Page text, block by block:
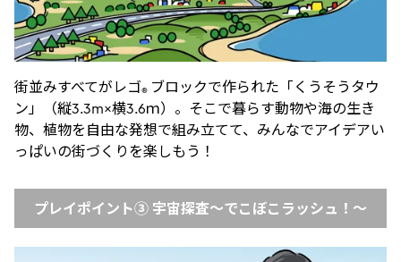
街並みすべてがレゴ® ブロックで作られた「くうそうタウ
ン」（縦3.3m×横3.6ｍ）。そこで暮らす動物や海の生き
物、植物を自由な発想で組み立てて、みんなでアイデアい
っぱいの街づくりを楽しもう！
プレイポイント③ 宇宙探査〜でこぼこラッシュ！〜